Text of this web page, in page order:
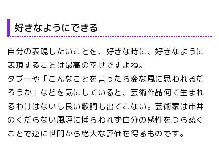
好きなようにできる
自分の表現したいことを、好きな時に、好きなように
表現することは最高の幸せですよね。
タブーや「こんなことを言ったら変な風に思われるだ
ろうか」などを気にしていると、芸術作品何て生まれ
るわけはないし良い歌詞も出てこない。芸術家は市井
のくだらない風評に捕らわれず自分の感性をつらぬく
ことで逆に世間から絶大な評価を得るものです。